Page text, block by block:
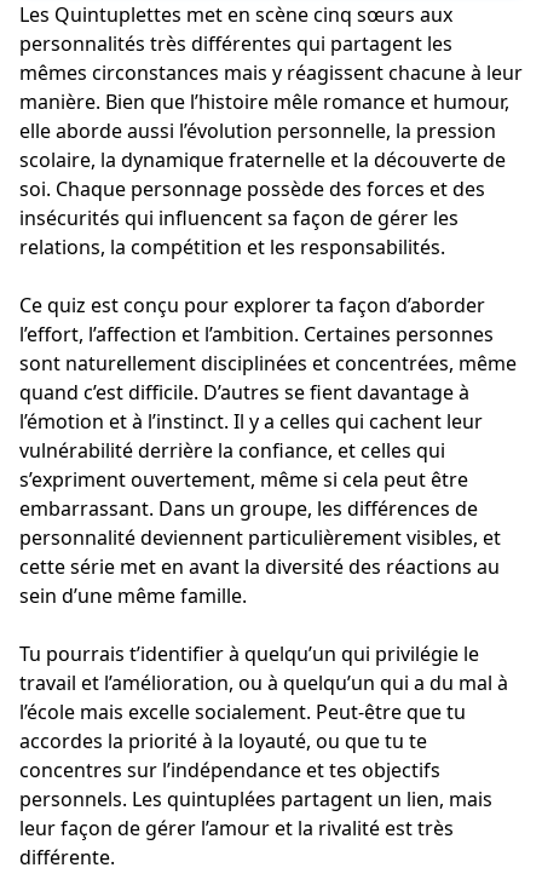
Les Quintuplettes met en scène cinq sœurs aux
personnalités très différentes qui partagent les
mêmes circonstances mais y réagissent chacune à leur
manière. Bien que l’histoire mêle romance et humour,
elle aborde aussi l’évolution personnelle, la pression
scolaire, la dynamique fraternelle et la découverte de
soi. Chaque personnage possède des forces et des
insécurités qui influencent sa façon de gérer les
relations, la compétition et les responsabilités.
Ce quiz est conçu pour explorer ta façon d’aborder
l’effort, l’affection et l’ambition. Certaines personnes
sont naturellement disciplinées et concentrées, même
quand c’est difficile. D’autres se fient davantage à
l’émotion et à l’instinct. Il y a celles qui cachent leur
vulnérabilité derrière la confiance, et celles qui
s’expriment ouvertement, même si cela peut être
embarrassant. Dans un groupe, les différences de
personnalité deviennent particulièrement visibles, et
cette série met en avant la diversité des réactions au
sein d’une même famille.
Tu pourrais t’identifier à quelqu’un qui privilégie le
travail et l’amélioration, ou à quelqu’un qui a du mal à
l’école mais excelle socialement. Peut-être que tu
accordes la priorité à la loyauté, ou que tu te
concentres sur l’indépendance et tes objectifs
personnels. Les quintuplées partagent un lien, mais
leur façon de gérer l’amour et la rivalité est très
différente.